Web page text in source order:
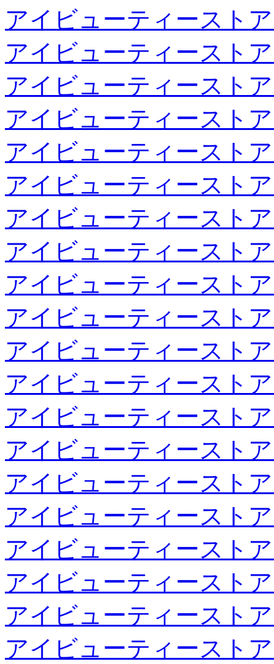
アイビューティースト
アイビューティースト
アイビューティースト
アイビューティースト
アイビューティースト
アイビューティースト
アイビューティースト
アイビューティースト
アイビューティースト
アイビューティースト
アイビューティースト
アイビューティースト
アイビューティースト
アイビューティースト
アイビューティースト
アイビューティースト
アイビューティースト
アイビューティースト
アイビューティースト
アイビューティースト